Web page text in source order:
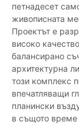
петнадесет
живописната
Проектът е
високо
балансирано
архитектурна
този комплекс
впечатляващи
планински
в същото време